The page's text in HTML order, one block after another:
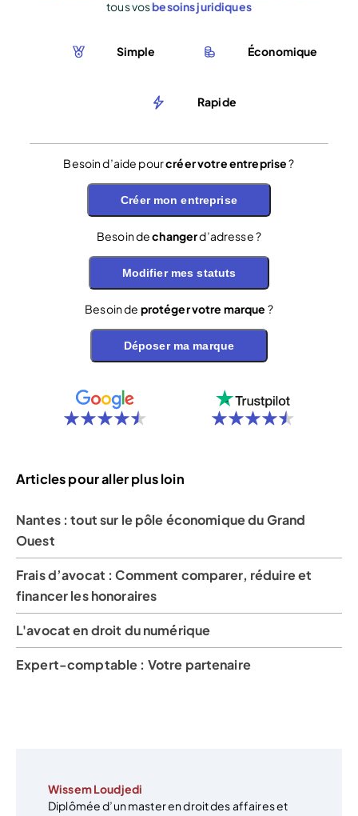
tous vosbesoins juridiques
Simple Économique
Rapide
Besoin d’aide pourcréer votre entreprise?
Créer mon entreprise
Besoin dechangerd’adresse ?
Modifier mes statuts
Besoin de protéger votre marque ?
Déposer ma marque
Articles pour aller plus loin
Nantes : tout sur le pôle économique du Grand
Ouest
Frais d’avocat : Comment comparer, réduire et
financer les honoraires
L'avocat en droit du numérique
Expert-comptable : Votre partenaire
Wissem Loudjedi
Diplômée d’un master en droit des affaires et